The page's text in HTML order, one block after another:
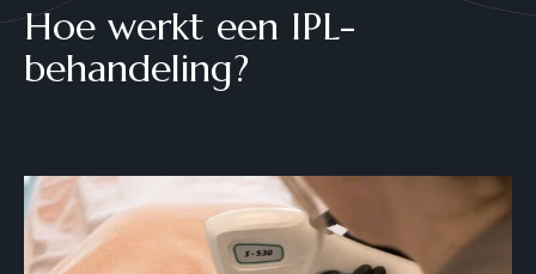
Hoe werkt een IPL-
behandeling?